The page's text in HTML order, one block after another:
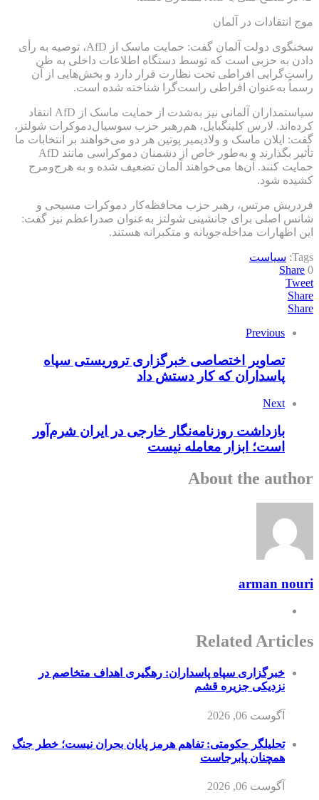
موج انتقادات در آلمان
سخنگوی دولت آلمان گفت: حمایت ماسک از AfD، توصیه به رأی
دادن به حزبی است که توسط دستگاه اطلاعات داخلی به ظن
راست‌گرایی افراطی تحت نظارت قرار دارد و بخش‌هایی از آن
رسماً به‌عنوان افراطی راست‌گرا شناخته شده است.
سیاستمداران آلمانی نیز به‌شدت از حمایت ماسک از AfD انتقاد
کرده‌اند. لارس کلینگبایل، هم‌رهبر حزب سوسیال‌دموکرات شولتز،
گفت: ایلان ماسک و ولادیمیر پوتین هر دو می‌خواهند بر انتخابات ما
تأثیر بگذارند و به‌طور خاص از دشمنان دموکراسی مانند AfD
حمایت کنند. آن‌ها می‌خواهند آلمان تضعیف شده و به هرج‌ومرج
کشیده شود.
فردریش مرتس، رهبر حزب محافظه‌کار دموکرات مسیحی و
شانس اصلی برای جانشینی شولتز به‌عنوان صدراعظم نیز گفت:
این اظهارات مداخله‌جویانه و متکبرانه هستند.
Tags: سیاست
Share 0
Tweet
Share
Share
Previous
تصاویر اختصاصی خبرگزاری تروریستی سپاه
پاسداران که کار دستش داد
Next
بازداشت روزنامه‌نگار خارجی در ایران شرم‌آور
است؛ ابزار معامله نیست
About the author
arman nouri
Related Articles
خبرگزاری سپاه پاسداران: رهگیری اهداف متخاصم در
نزدیکی جزیره قشم
آگوست 06, 2026
تحلیلگر حکومتی: تفاهم هرمز پایان بحران نیست؛ خطر جنگ
همچنان پابرجاست
آگوست 06, 2026